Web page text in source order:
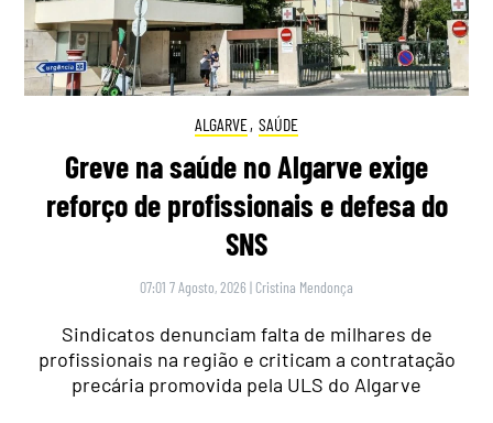
ALGARVE, SAÚDE
Greve na saúde no Algarve exige
reforço de profissionais e defesa do
SNS
07:01 7 Agosto, 2026 | Cristina Mendonça
Sindicatos denunciam falta de milhares de
profissionais na região e criticam a contratação
precária promovida pela ULS do Algarve